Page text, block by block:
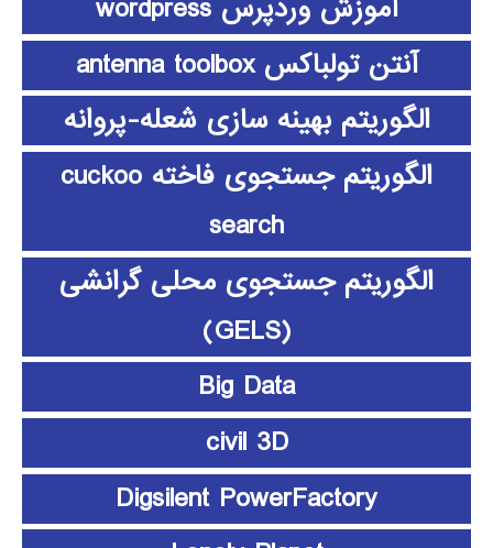
آموزش وردپرس wordpress
آنتن تولباکس antenna toolbox
الگوریتم بهینه سازی شعله-پروانه
الگوریتم جستجوی فاخته cuckoo
search
الگوریتم جستجوی محلی گرانشی
(GELS)
Big Data
civil 3D
Digsilent PowerFactory